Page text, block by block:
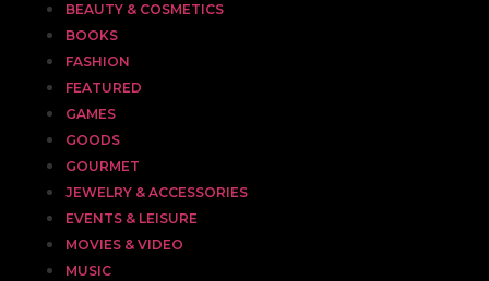
BEAUTY & COSMETICS
BOOKS
FASHION
FEATURED
GAMES
GOODS
GOURMET
JEWELRY & ACCESSORIES
EVENTS & LEISURE
MOVIES & VIDEO
MUSIC